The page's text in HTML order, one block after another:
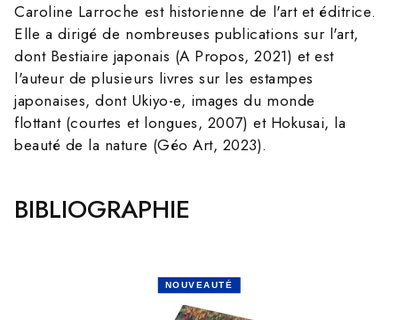
Caroline Larroche est historienne de l'art et éditrice.
Elle a dirigé de nombreuses publications sur l'art,
dont Bestiaire japonais (A Propos, 2021) et est
l'auteur de plusieurs livres sur les estampes
japonaises, dont Ukiyo-e, images du monde
flottant (courtes et longues, 2007) et Hokusai, la
beauté de la nature (Géo Art, 2023).
BIBLIOGRAPHIE
NOUVEAUTÉ